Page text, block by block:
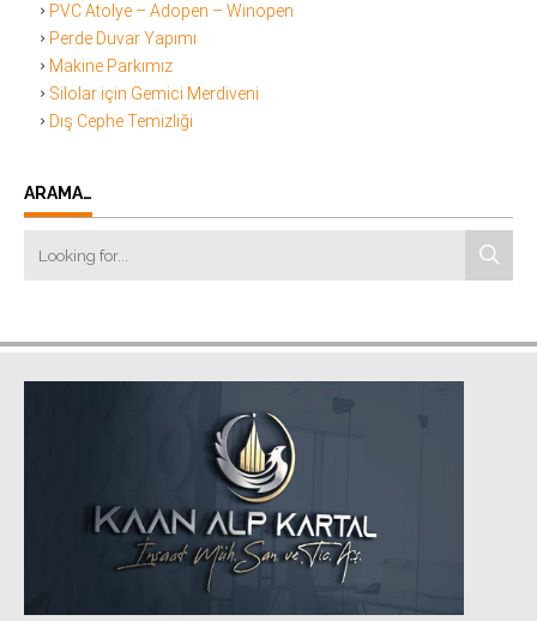
PVC Atolye – Adopen – Winopen
Perde Duvar Yapımı
Makine Parkımız
Silolar için Gemici Merdiveni
Dış Cephe Temizliği
ARAMA…